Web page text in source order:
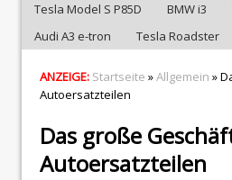
Tesla Model S P85D
BMW i3
Audi A3 e-tron
Tesla Roadster
ANZEIGE: Startseite »Allgemein »
Autoersatzteilen
Das große
Autoersatzteilen